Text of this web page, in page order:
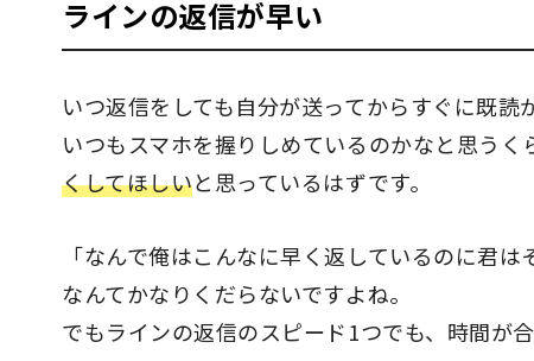
ラインの返信が早い
いつ返信をしても自分が送ってからすぐに既読
いつもスマホを握りしめているのかなと思うく
くしてほしいと思っているはずです。
「なんで俺はこんなに早く返しているのに君
なんてかなりくだらないですよね。
でもラインの返信のスピード1つでも、時間が